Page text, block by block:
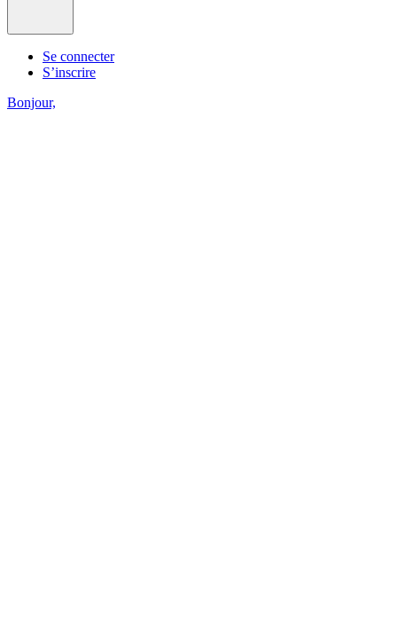
Se connecter
S’inscrire
Bonjour,